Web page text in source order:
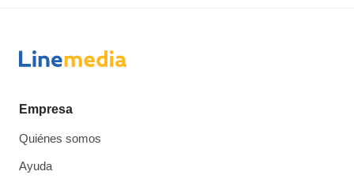
Empresa
Quiénes somos
Ayuda